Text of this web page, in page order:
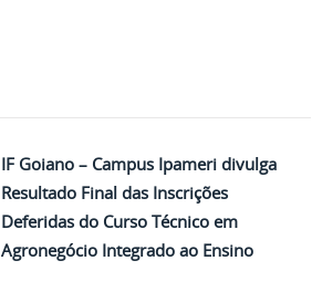
IF Goiano – Campus Ipameri divulga
Resultado Final das Inscrições
Deferidas do Curso Técnico em
Agronegócio Integrado ao Ensino